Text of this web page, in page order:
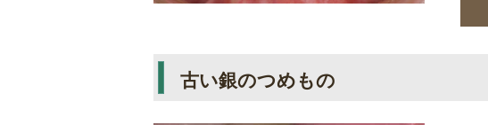
古い銀のつめもの